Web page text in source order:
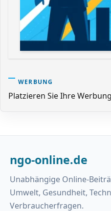
WERBUNG
Platzieren Sie Ihre
ngo-online.de
Unabhängige Online-
Umwelt, Gesundheit,
Verbraucherfragen.